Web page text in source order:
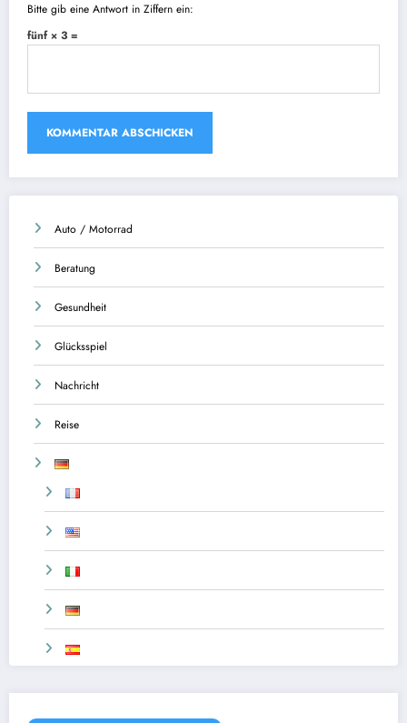
Bitte gib eine Antwort in Ziffern ein:
fünf × 3 =
Auto / Motorrad
Beratung
Gesundheit
Glücksspiel
Nachricht
Reise